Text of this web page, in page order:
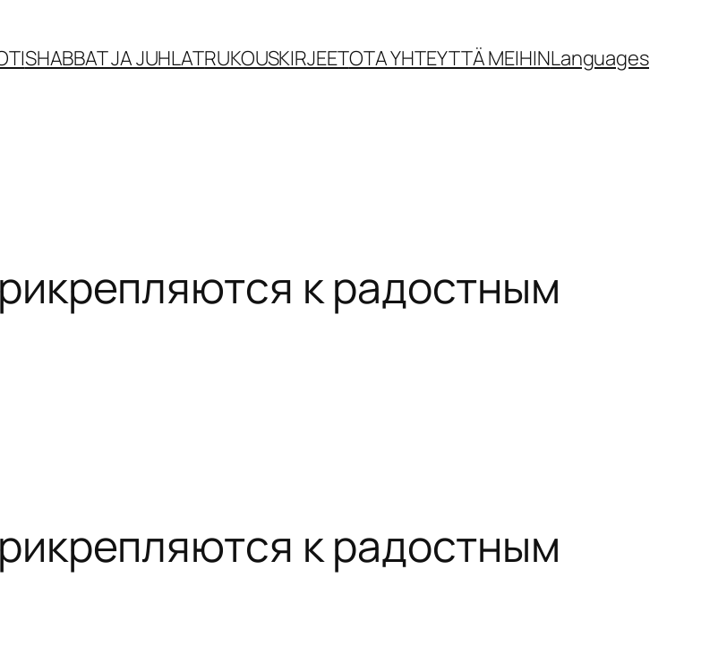
SHABBAT JA JUHLATRUKOUSKIRJEETOTA YHTEYTTÄ MEIHINLanguages
к радостным
к радостным